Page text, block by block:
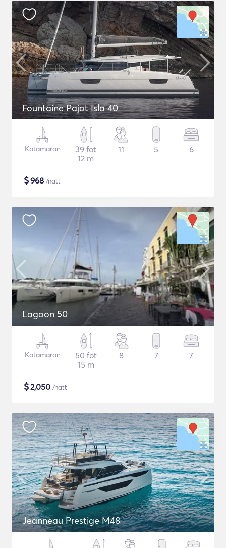
Fountaine Pajot Isla 40
Katamaran
39 fot
12 m
11 5 6
$968 /natt
Lagoon 50
Katamaran
50 fot
15 m
8 7 7
$2,050 /natt
Jeanneau Prestige M48